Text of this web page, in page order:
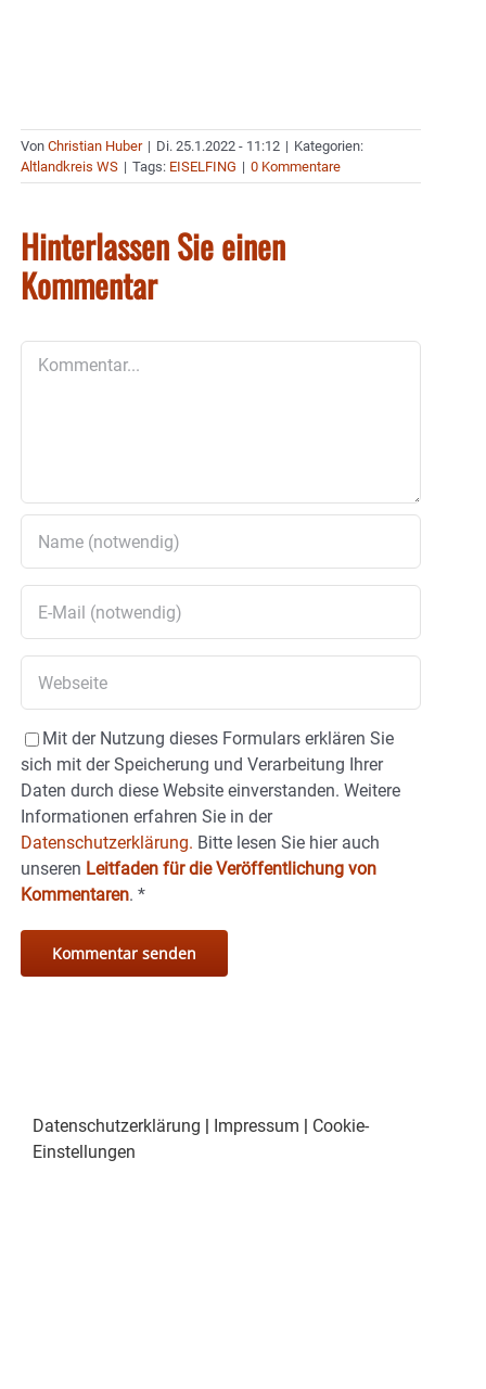
Von Christian Huber | Di. 25.1.2022 - 11:12 | Kategorien:
Altlandkreis WS | Tags: EISELFING | 0 Kommentare
Hinterlassen Sie einen
Kommentar
Mit der Nutzung dieses Formulars erklären Sie
sich mit der Speicherung und Verarbeitung Ihrer
Daten durch diese Website einverstanden. Weitere
Informationen erfahren Sie in der
Datenschutzerklärung. Bitte lesen Sie hier auch
unseren Leitfaden für die Veröffentlichung von
Kommentaren. *
Datenschutzerklärung | Impressum | Cookie-
Einstellungen